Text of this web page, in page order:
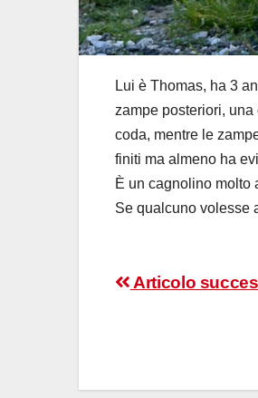
Lui è Thomas, ha 3
zampe posteriori,
coda, mentre le
finiti ma almeno ha
È un cagnolino molto
Se qualcuno volesse
Articolo